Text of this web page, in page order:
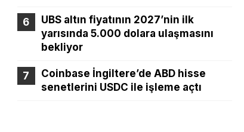
UBS altın fiyatının 2027’nin ilk
yarısında 5.000 dolara ulaşmasını
bekliyor
Coinbase İngiltere’de ABD hisse
senetlerini USDC ile işleme açtı